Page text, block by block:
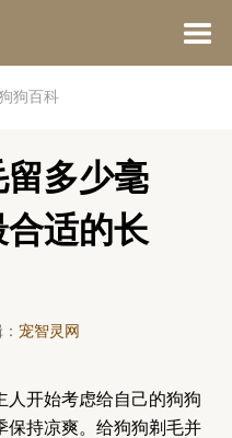
狗百科
多少毫
适的长
宠智灵网
人开始考虑给自己的狗狗
保持凉爽。给狗狗剃毛并